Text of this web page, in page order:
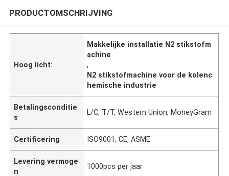
PRODUCTOMSCHRIJVING
Hoog licht:
Makkelijke installatie N2 stikstofm
achine
,
N2 stikstofmachine voor de kolenc
hemische industrie
Betalingsconditie
s
L/C, T/T, Western Union, MoneyGram
Certificering ISO9001, CE, ASME
Levering vermoge
n
1000pcs per jaar